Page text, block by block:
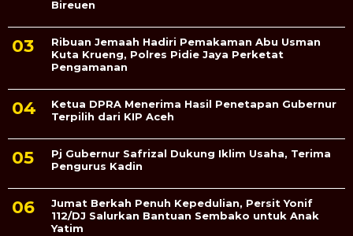
Bireuen
Ribuan Jemaah Hadiri Pemakaman Abu Usman
Kuta Krueng, Polres Pidie Jaya Perketat
Pengamanan
Ketua DPRA Menerima Hasil Penetapan Gubernur
Terpilih dari KIP Aceh
Pj Gubernur Safrizal Dukung Iklim Usaha, Terima
Pengurus Kadin
Jumat Berkah Penuh Kepedulian, Persit Yonif
112/DJ Salurkan Bantuan Sembako untuk Anak
Yatim